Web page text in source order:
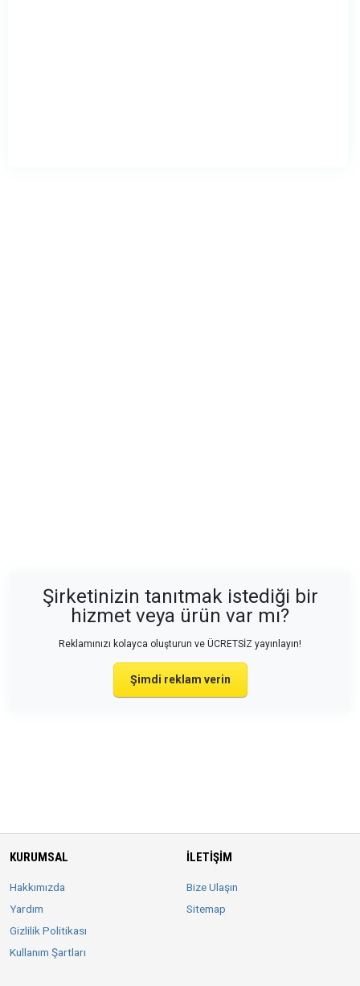
Şirketinizin tanıtmak istediği bir
hizmet veya ürün var mı?
Reklamınızı kolayca oluşturun ve ÜCRETSİZ yayınlayın!
Şimdi reklam verin
KURUMSAL
Hakkımızda
Yardım
Gizlilik Politikası
Kullanım Şartları
İLETIŞIM
Bize Ulaşın
Sitemap